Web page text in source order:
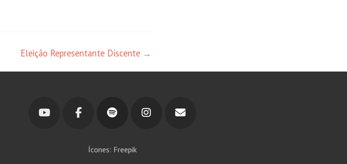
Eleição Representante Discente →
Ícones: Freepik